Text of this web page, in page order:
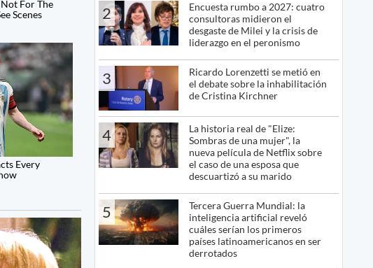
2
Encuesta rumbo a 2027: cuatro
consultoras midieron el
desgaste de Milei y la crisis de
liderazgo en el peronismo
3
Ricardo Lorenzetti se metió en
el debate sobre la inhabilitación
de Cristina Kirchner
4
La historia real de "Elize:
Sombras de una mujer", la
nueva película de Netflix sobre
el caso de una esposa que
descuartizó a su marido
5
Tercera Guerra Mundial: la
inteligencia artificial reveló
cuáles serían los primeros
países latinoamericanos en ser
derrotados